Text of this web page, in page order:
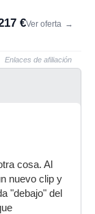
€Ver oferta →
Enlaces de afiliación
cosa. Al
nuevo clip y
"debajo" del